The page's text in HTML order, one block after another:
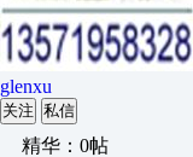
glenxu
关注 私信
精华：0帖